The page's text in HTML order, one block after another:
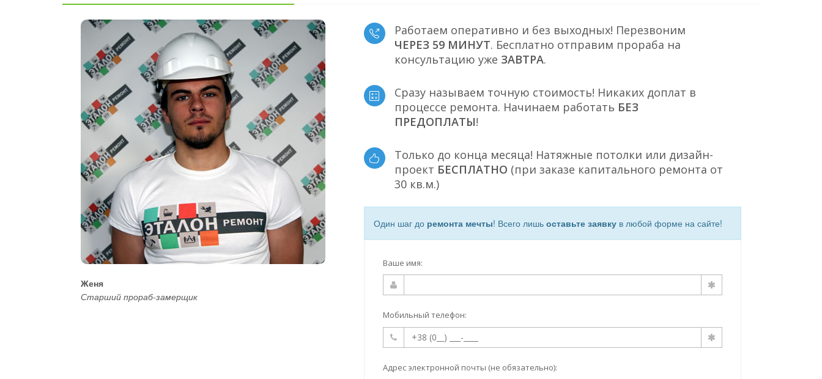
Женя
Старший прораб-замерщик
Работаем оперативно и без выходных! Перезвоним
ЧЕРЕЗ 59 МИНУТ. Бесплатно отправим прораба на
консультацию уже ЗАВТРА.
Сразу называем точную стоимость! Никаких доплат в
процессе ремонта. Начинаем работать БЕЗ
ПРЕДОПЛАТЫ!
Только до конца месяца! Натяжные потолки или дизайн-
проект БЕСПЛАТНО (при заказе капитального ремонта от
30 кв.м.)
Один шаг до ремонта мечты! Всего лишь оставьте заявкув любой форме на сайте!
Ваше имя:
Мобильный телефон:
Адрес электронной почты (не обязательно):